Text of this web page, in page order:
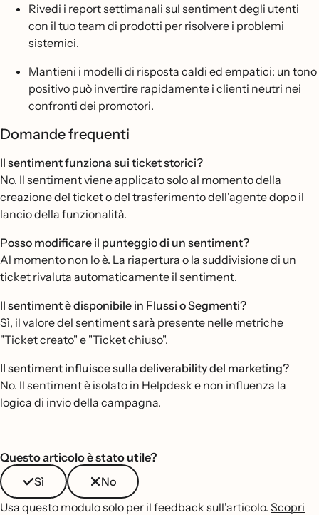
Rivedi i report settimanali sul sentiment degli utenti
con il tuo team di prodotti per risolvere i problemi
sistemici.
Mantieni i modelli di risposta caldi ed empatici: un tono
positivo può invertire rapidamente i clienti neutri nei
confronti dei promotori.
Domande frequenti
Il sentiment funziona sui ticket storici?
No. Il sentiment viene applicato solo al momento della
creazione del ticket o del trasferimento dell'agente dopo il
lancio della funzionalità.
Posso modificare il punteggio di un sentiment?
Al momento non lo è. La riapertura o la suddivisione di un
ticket rivaluta automaticamente il sentiment.
Il sentiment è disponibile in Flussi o Segmenti?
Sì, il valore del sentiment sarà presente nelle metriche
"Ticket creato" e "Ticket chiuso".
Il sentiment influisce sulla deliverability del marketing?
No. Il sentiment è isolato in Helpdesk e non influenza la
logica di invio della campagna.
Questo articolo è stato utile?
Sì
No
Usa questo modulo solo per il feedback sull'articolo. Scopri